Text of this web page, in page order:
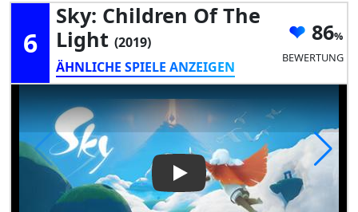
6
Sky: Children Of The
Light (2019)
ÄHNLICHE SPIELE ANZEIGEN
86
BEWERTUNG
Play Video: Sky: Children Of